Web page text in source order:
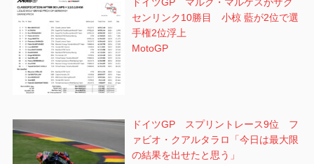
センリンク10勝目 小椋 藍が2位で選
手権2位浮上
MotoGP
ドイツGP スプリントレース9位 フ
ァビオ・クアルタラロ「今日は最大限
の結果を出せたと思う」